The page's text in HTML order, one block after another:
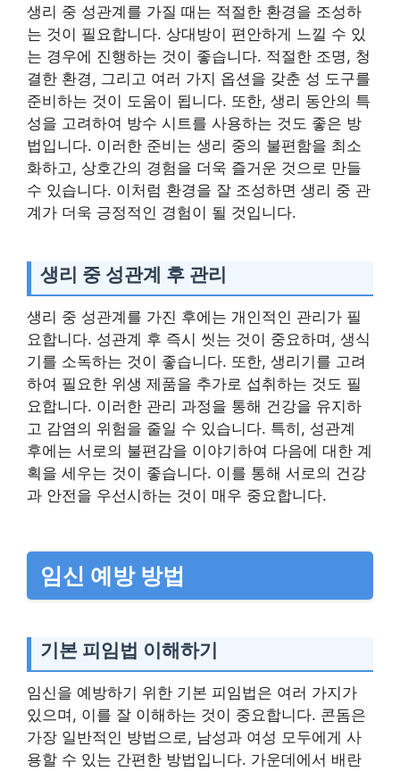
생리 중 성관계를 가질 때는 적절한 환경을 조성하
는 것이 필요합니다. 상대방이 편안하게 느낄 수 있
는 경우에 진행하는 것이 좋습니다. 적절한 조명, 청
결한 환경, 그리고 여러 가지 옵션을 갖춘 성 도구를
준비하는 것이 도움이 됩니다. 또한, 생리 동안의 특
성을 고려하여 방수 시트를 사용하는 것도 좋은 방
법입니다. 이러한 준비는 생리 중의 불편함을 최소
화하고, 상호간의 경험을 더욱 즐거운 것으로 만들
수 있습니다. 이처럼 환경을 잘 조성하면 생리 중 관
계가 더욱 긍정적인 경험이 될 것입니다.
생리 중 성관계 후 관리
생리 중 성관계를 가진 후에는 개인적인 관리가 필
요합니다. 성관계 후 즉시 씻는 것이 중요하며, 생식
기를 소독하는 것이 좋습니다. 또한, 생리기를 고려
하여 필요한 위생 제품을 추가로 섭취하는 것도 필
요합니다. 이러한 관리 과정을 통해 건강을 유지하
고 감염의 위험을 줄일 수 있습니다. 특히, 성관계
후에는 서로의 불편감을 이야기하여 다음에 대한 계
획을 세우는 것이 좋습니다. 이를 통해 서로의 건강
과 안전을 우선시하는 것이 매우 중요합니다.
임신 예방 방법
기본 피임법 이해하기
임신을 예방하기 위한 기본 피임법은 여러 가지가
있으며, 이를 잘 이해하는 것이 중요합니다. 콘돔은
가장 일반적인 방법으로, 남성과 여성 모두에게 사
용할 수 있는 간편한 방법입니다. 가운데에서 배란